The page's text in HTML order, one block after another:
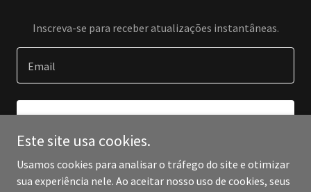
Inscreva-se para receber atualizações instantâneas.
Email
Este site usa cookies.
Usamos cookies para analisar o tráfego do site e otimizar
sua experiência nele. Ao aceitar nosso uso de cookies, seus